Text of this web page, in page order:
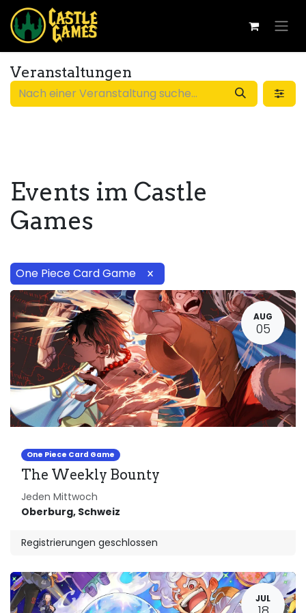
Veranstaltungen
Events im Castle
Games
One Piece Card Game ×
AUG
05
One Piece Card Game
The Weekly Bounty
Jeden Mittwoch
Oberburg, Schweiz
Registrierungen geschlossen
JUL